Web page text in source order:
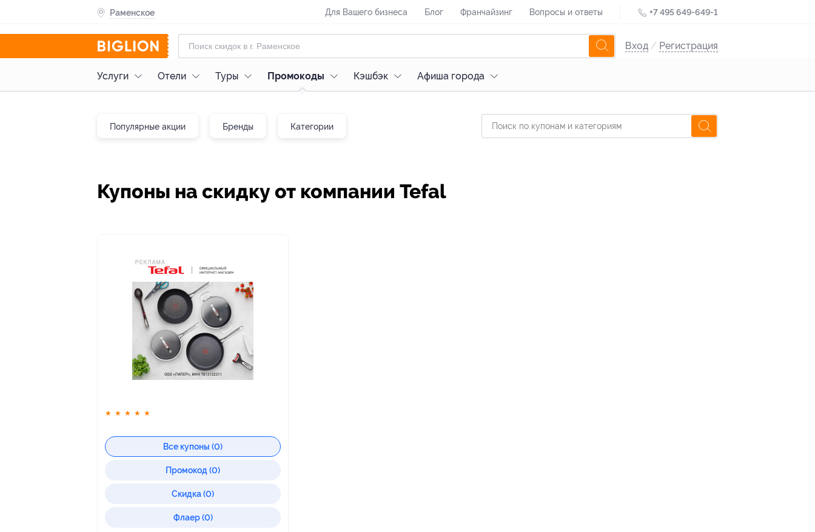
Раменское Для Вашего бизнеса Блог Франчайзинг Вопросы и ответы +7 495 649-649-1
Вход / Регистрация
Услуги Отели Туры Промокоды Кэшбэк Афиша города
Популярные акции Бренды Категории
Купоны на скидку от компании Tefal
★ ★ ★ ★ ★
Все купоны (0)
Промокод (0)
Скидка (0)
Флаер (0)